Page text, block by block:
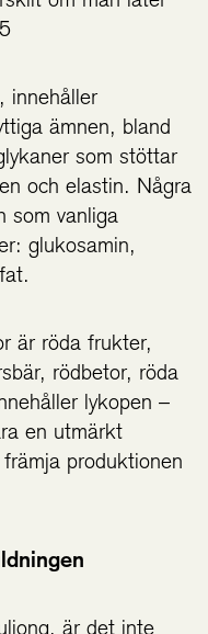
innehåller
ämnen, bland
som stöttar
och elastin. Några
som vanliga
glukosamin,
är röda frukter,
rödbetor, röda
lykopen –
en utmärkt
produktionen
är det inte